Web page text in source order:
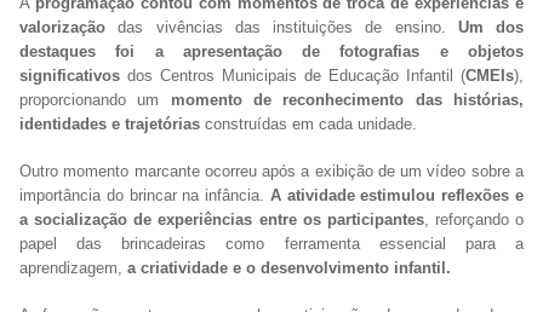
valorização das vivências das instituições de ensino. Um dos
destaques foi a apresentação de fotografias e objetos
significativos dos Centros Municipais de Educação Infantil (CMEIs),
proporcionando um momento de reconhecimento das histórias,
identidades e trajetórias construídas em cada unidade.
Outro momento marcante ocorreu após a exibição de um vídeo sobre a
importância do brincar na infância. A atividade estimulou reflexões e
a socialização de experiências entre os participantes, reforçando o
papel das brincadeiras como ferramenta essencial para a
aprendizagem, a criatividade e o desenvolvimento infantil.